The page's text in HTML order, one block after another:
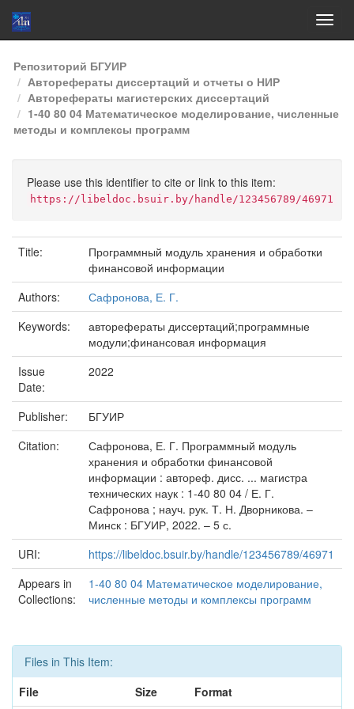
Skip
navigation
Репозиторий БГУИР
Авторефераты диссертаций и отчеты о НИР
Авторефераты магистерских диссертаций
1-40 80 04 Математическое моделирование, численные
методы и комплексы программ
Please use this identifier to cite or link to this item:
https://libeldoc.bsuir.by/handle/123456789/46971
Title:
Программный модуль хранения и обработки
финансовой информации
Authors:
Сафронова, Е. Г.
Keywords:
авторефераты диссертаций;программные
модули;финансовая информация
Issue
Date:
2022
Publisher:
БГУИР
Citation:
Сафронова, Е. Г. Программный модуль
хранения и обработки финансовой
информации : автореф. дисс. ... магистра
технических наук : 1-40 80 04 / Е. Г.
Сафронова ; науч. рук. Т. Н. Дворникова. –
Минск : БГУИР, 2022. – 5 с.
URI:
https://libeldoc.bsuir.by/handle/123456789/46971
Appears in
Collections:
1-40 80 04 Математическое моделирование,
численные методы и комплексы программ
Files in This Item:
File
Size Format